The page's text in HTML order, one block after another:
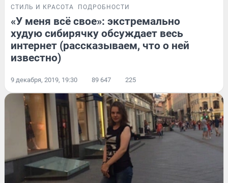
СТИЛЬ И КРАСОТА ПОДРОБНОСТИ
«У меня всё свое»: экстремально
худую сибирячку обсуждает весь
интернет (рассказываем, что о ней
известно)
9 декабря, 2019, 19:30 89 647 225